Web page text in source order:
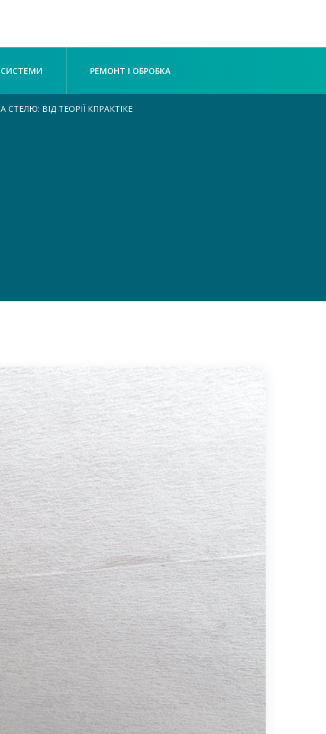
СИСТЕМИ РЕМОНТ І ОБРОБКА
ВІД ТЕОРІЇ КПРАКТІКЕ